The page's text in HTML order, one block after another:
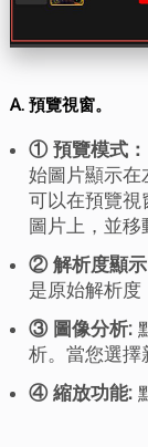
A. 預覽視窗。
① 預覽模式：
始圖片顯示在
可以在預覽視
圖片上，並移
② 解析度顯示
是原始解析度
③ 圖像分析:
析。當您選擇
④ 縮放功能: